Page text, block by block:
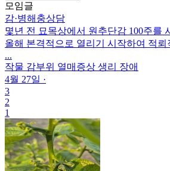
모임글
감·병해충상담
몇년 전 묘목상에서 원추단감 100주를
올해 본격적으로 열리기 시작하여 적
...
작물 감부위 열매 증상 생리 장애
4월 27일 ·
3
2
1